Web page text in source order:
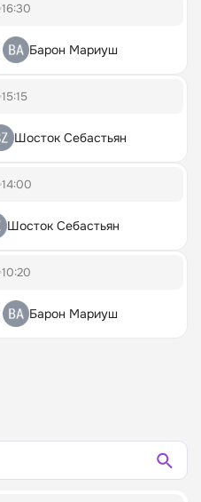
16:30
Барон Мариуш
15:15
Шосток Себастьян
14:00
Шосток Себастьян
10:20
Барон Мариуш